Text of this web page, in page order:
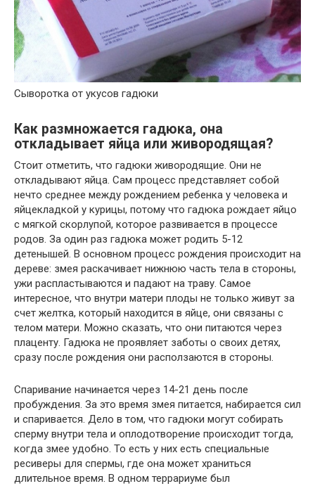
Сыворотка от укусов гадюки
Как размножается гадюка, она
откладывает яйца или живородящая?
Стоит отметить, что гадюки живородящие. Они не
откладывают яйца. Сам процесс представляет собой
нечто среднее между рождением ребенка у человека и
яйцекладкой у курицы, потому что гадюка рождает яйцо
с мягкой скорлупой, которое развивается в процессе
родов. За один раз гадюка может родить 5-12
детенышей. В основном процесс рождения происходит на
дереве: змея раскачивает нижнюю часть тела в стороны,
ужи распластываются и падают на траву. Самое
интересное, что внутри матери плоды не только живут за
счет желтка, который находится в яйце, они связаны с
телом матери. Можно сказать, что они питаются через
плаценту. Гадюка не проявляет заботы о своих детях,
сразу после рождения они расползаются в стороны.
Спаривание начинается через 14-21 день после
пробуждения. За это время змея питается, набирается сил
и спаривается. Дело в том, что гадюки могут собирать
сперму внутри тела и оплодотворение происходит тогда,
когда змее удобно. То есть у них есть специальные
ресиверы для спермы, где она может храниться
длительное время. В одном террариуме был